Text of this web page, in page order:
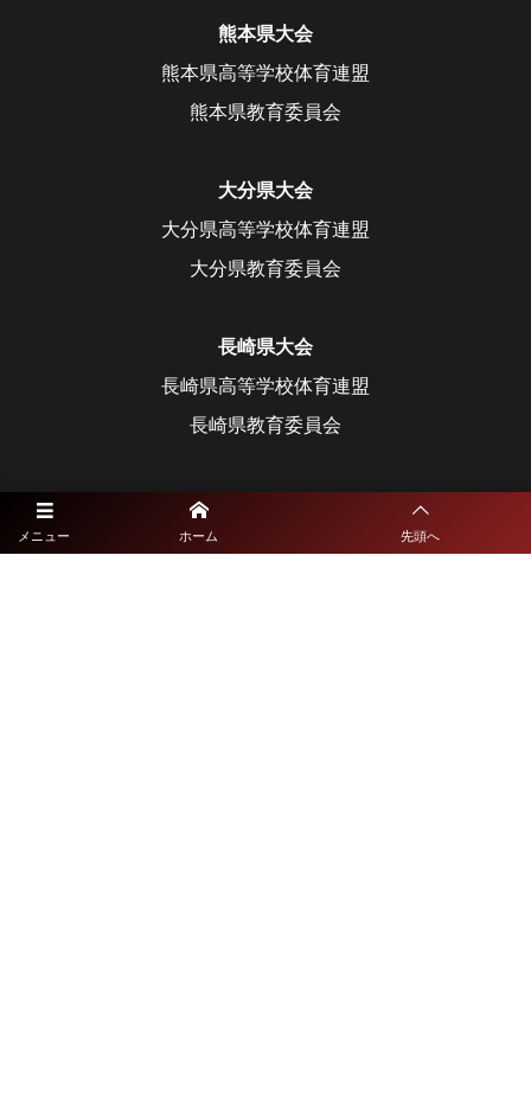
メニュー ホーム 先頭へ
熊本県大会
熊本県高等学校体育連盟
熊本県教育委員会
大分県大会
大分県高等学校体育連盟
大分県教育委員会
長崎県大会
長崎県高等学校体育連盟
長崎県教育委員会
宮崎県高等学校体育連盟